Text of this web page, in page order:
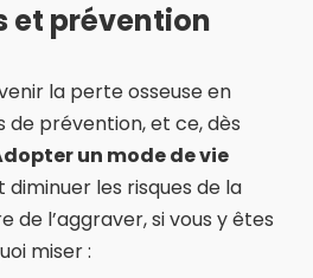
et prévention
la perte osseuse en
de prévention, et ce, dès
un mode de vie
les risques de la
de l’aggraver, si vous y êtes
miser :